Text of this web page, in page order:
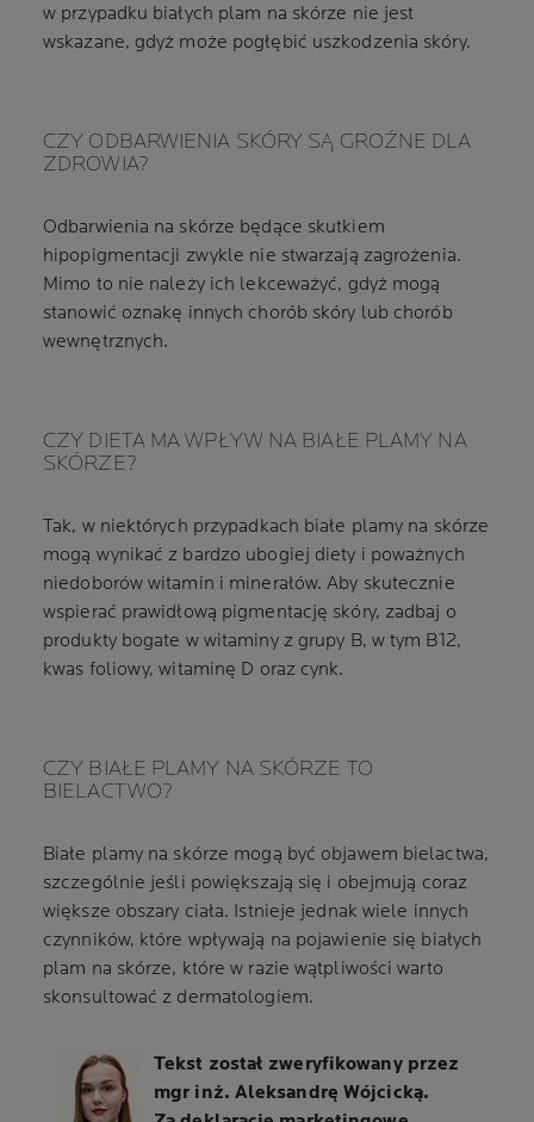
w przypadku białych plam na skórze nie jest
wskazane, gdyż może pogłębić uszkodzenia skóry.
CZY ODBARWIENIA SKÓRY SĄ GROŹNE DLA
ZDROWIA?
Odbarwienia na skórze będące skutkiem
hipopigmentacji zwykle nie stwarzają zagrożenia.
Mimo to nie należy ich lekceważyć, gdyż mogą
stanowić oznakę innych chorób skóry lub chorób
wewnętrznych.
CZY DIETA MA WPŁYW NA BIAŁE PLAMY NA
SKÓRZE?
Tak, w niektórych przypadkach białe plamy na skórze
mogą wynikać z bardzo ubogiej diety i poważnych
niedoborów witamin i minerałów. Aby skutecznie
wspierać prawidłową pigmentację skóry, zadbaj o
produkty bogate w witaminy z grupy B, w tym B12,
kwas foliowy, witaminę D oraz cynk.
CZY BIAŁE PLAMY NA SKÓRZE TO
BIELACTWO?
Białe plamy na skórze mogą być objawem bielactwa,
szczególnie jeśli powiększają się i obejmują coraz
większe obszary ciała. Istnieje jednak wiele innych
czynników, które wpływają na pojawienie się białych
plam na skórze, które w razie wątpliwości warto
skonsultować z dermatologiem.
Tekst został zweryfikowany przez
mgr inż. Aleksandrę Wójcicką.